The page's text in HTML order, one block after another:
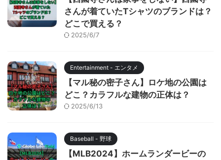
さんが着ていたTシャツのブランドは？
どこで買える？
2025/6/7
Entertainment - エンタメ
【マル秘の密子さん】ロケ地の公園は
どこ？カラフルな建物の正体は？
2025/6/13
Baseball - 野球
【MLB2024】ホームランダービーの